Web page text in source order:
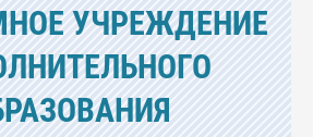
УЧРЕЖДЕНИЕ